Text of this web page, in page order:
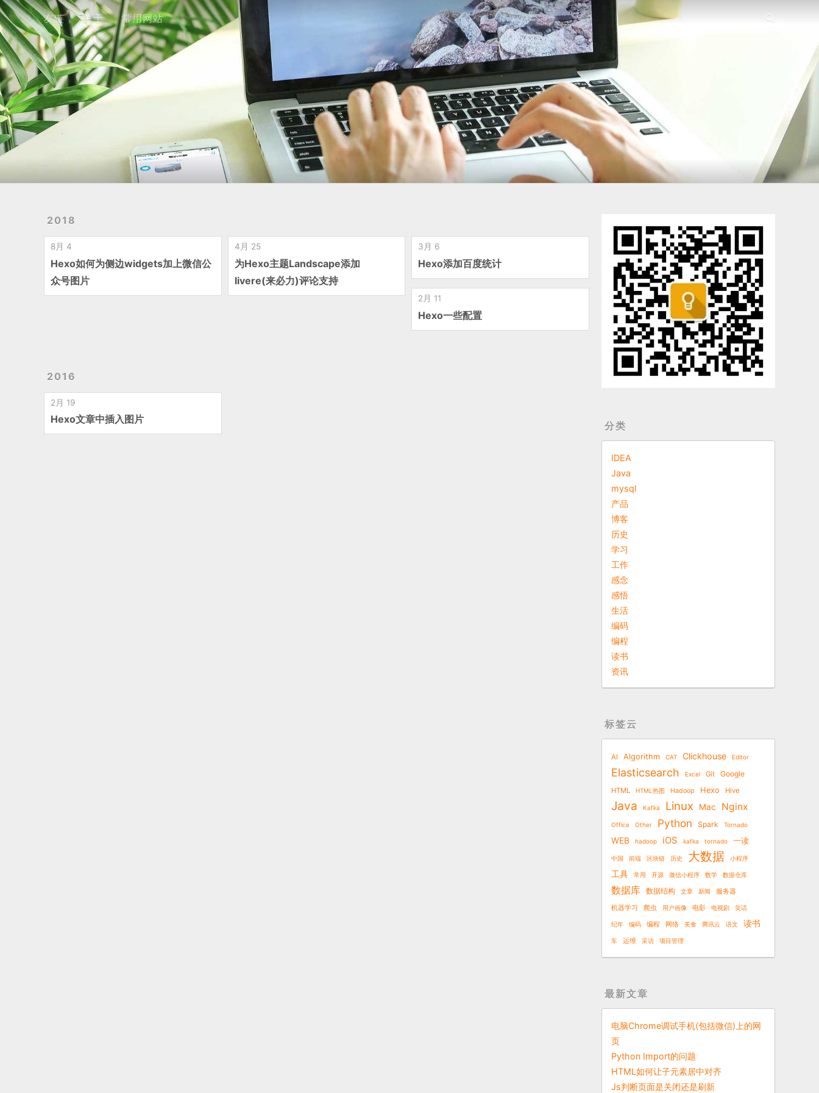
友链 关于 常用网站
2018
8月 4
Hexo如何为侧边widgets加上微信公
众号图片
4月 25
为Hexo主题Landscape添加
livere(来必力)评论支持
3月 6
Hexo添加百度统计
2月 11
Hexo一些配置
2016
2月 19
Hexo文章中插入图片
分类
IDEA
Java
mysql
产品
博客
历史
学习
工作
感念
感悟
生活
编码
编程
读书
资讯
标签云
AI Algorithm CAT Clickhouse Editor
Elasticsearch Excel Git Google
HTML HTML热图 Hadoop Hexo Hive
Java Kafka Linux Mac Nginx
Office Other Python Spark Tornado
WEB hadoop iOS kafka tornado 一读
中国 前端 区块链 历史 大数据 小程序
工具 常用 开源 微信小程序 数学 数据仓库
数据库 数据结构 文章 新闻 服务器
机器学习 爬虫 用户画像 电影 电视剧 笑话
纪年 编码 编程 网络 美食 腾讯云 语文 读书
车 运维 采访 项目管理
最新文章
电脑Chrome调试手机(包括微信)上的网
页
Python Import的问题
HTML如何让子元素居中对齐
Js判断页面是关闭还是刷新
友链 关于